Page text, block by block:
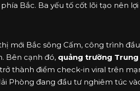
Bắc. Ba yếu tố cốt lõi tạo nên lợi
mới Bắc sông Cấm, công trình
Bên cạnh đó, quảng trường
thành điểm check-in viral trên
Phòng đang đầu tư nghiêm túc